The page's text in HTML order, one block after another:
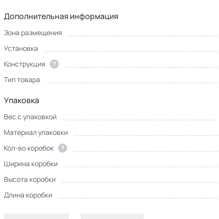
Дополнительная информация
Зона размещения
Установка
Конструкция
?
Тип товара
Упаковка
Вес с упаковкой
Материал упаковки
Кол-во коробок
?
Ширина коробки
Высота коробки
Длина коробки